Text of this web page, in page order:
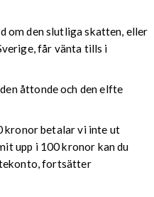
om den slutliga skatten, eller
får vänta tills i
åttonde och den elfte
kronor betalar vi inte ut
upp i 100 kronor kan du
fortsätter